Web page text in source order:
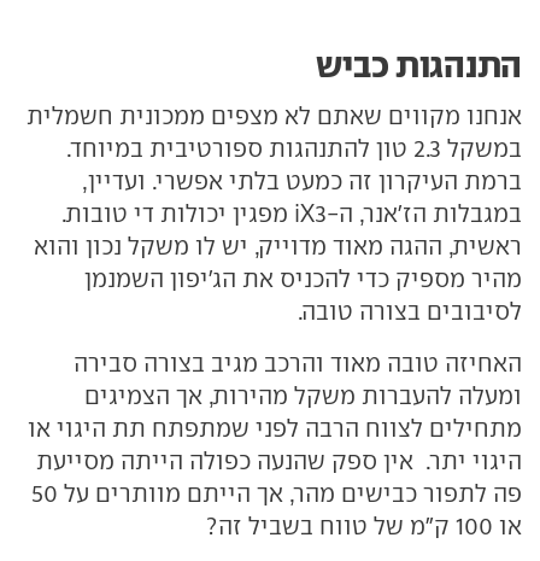
התנהגות כביש
אנחנו מקווים שאתם לא מצפים ממכונית חשמלית
במשקל 2.3 טון להתנהגות ספורטיבית במיוחד.
ברמת העיקרון זה כמעט בלתי אפשרי. ועדיין,
במגבלות הז'אנר, ה-iX3 מפגין יכולות די טובות.
ראשית, ההגה מאוד מדוייק, יש לו משקל נכון והוא
מהיר מספיק כדי להכניס את הג'יפון השמנמן
לסיבובים בצורה טובה.
האחיזה טובה מאוד והרכב מגיב בצורה סבירה
ומעלה להעברות משקל מהירות, אך הצמיגים
מתחילים לצווח הרבה לפני שמתפתח תת היגוי או
היגוי יתר. אין ספק שהנעה כפולה הייתה מסייעת
פה לתפור כבישים מהר, אך הייתם מוותרים על 50
או 100 ק"מ של טווח בשביל זה?